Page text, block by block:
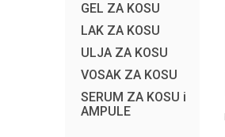
GEL ZA KOSU
LAK ZA KOSU
ULJA ZA KOSU
VOSAK ZA KOSU
SERUM ZA KOSU i
AMPULE